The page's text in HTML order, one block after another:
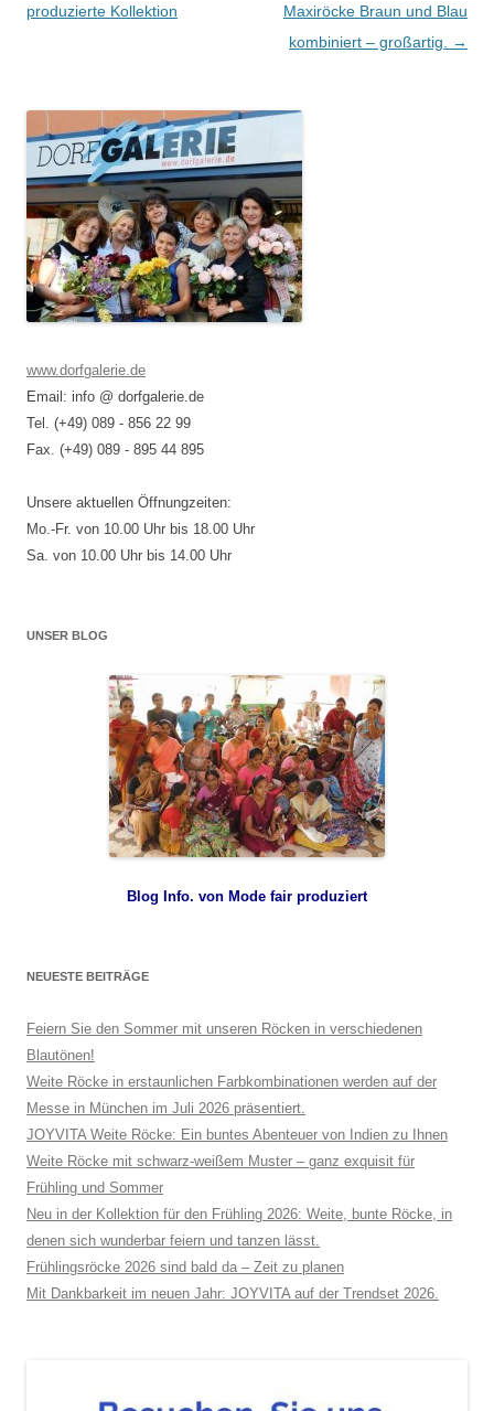
produzierte Kollektion
Maxiröcke Braun und Blau
kombiniert – großartig.
→
www.dorfgalerie.de
Email: info @ dorfgalerie.de
Tel. (+49) 089 - 856 22 99
Fax. (+49) 089 - 895 44 895
Unsere aktuellen Öffnungzeiten:
Mo.-Fr. von 10.00 Uhr bis 18.00 Uhr
Sa. von 10.00 Uhr bis 14.00 Uhr
UNSER BLOG
Blog Info. von Mode fair produziert
NEUESTE BEITRÄGE
Feiern Sie den Sommer mit unseren Röcken in verschiedenen
Blautönen!
Weite Röcke in erstaunlichen Farbkombinationen werden auf der
Messe in München im Juli 2026 präsentiert.
JOYVITA Weite Röcke: Ein buntes Abenteuer von Indien zu Ihnen
Weite Röcke mit schwarz-weißem Muster – ganz exquisit für
Frühling und Sommer
Neu in der Kollektion für den Frühling 2026: Weite, bunte Röcke, in
denen sich wunderbar feiern und tanzen lässt.
Frühlingsröcke 2026 sind bald da – Zeit zu planen
Mit Dankbarkeit im neuen Jahr: JOYVITA auf der Trendset 2026.